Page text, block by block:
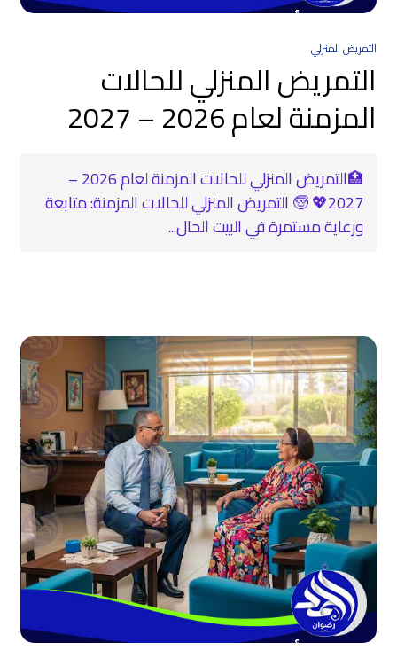
التمريض المنزلي
التمريض المنزلي للحالات
المزمنة لعام 2026 – 2027
🏥التمريض المنزلي للحالات المزمنة لعام 2026 –
2027💖 🧓 التمريض المنزلي للحالات المزمنة: متابعة
ورعاية مستمرة في البيت الحال...